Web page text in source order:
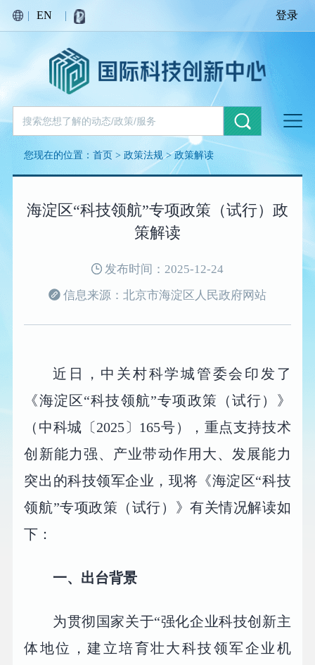
| EN | 登录
您现在的位置：首页 >政策法规>政策解读
海淀区“科技领航”专项政策（试行）政
策解读
发布时间：2025-12-24
信息来源：北京市海淀区人民政府网站
近日，中关村科学城管委会印发了
《海淀区“科技领航”专项政策（试行）》
（中科城〔2025〕165号），重点支持技术
创新能力强、产业带动作用大、发展能力
突出的科技领军企业，现将《海淀区“科技
领航”专项政策（试行）》有关情况解读如
下：
一、出台背景
为贯彻国家关于“强化企业科技创新主
体地位，建立培育壮大科技领军企业机